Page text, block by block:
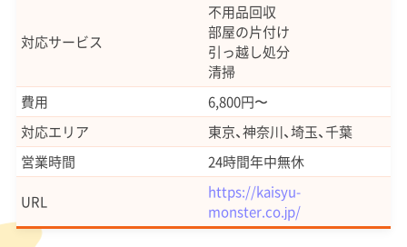
対応サービス
不用品回収
部屋の片付け
引っ越し処分
清掃
費用
6,800円〜
対応エリア
東京、神奈川、埼玉、千葉
営業時間
24時間年中無休
URL
https://kaisyu-
monster.co.jp/